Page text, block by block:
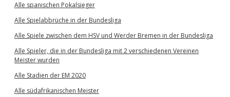
Alle spanischen Pokalsieger
Alle Spielabbrüche in der Bundesliga
Alle Spiele zwischen dem HSV und Werder Bremen in der Bundesliga
Alle Spieler, die in der Bundesliga mit 2 verschiedenen Vereinen
Meister wurden
Alle Stadien der EM 2020
Alle südafrikanischen Meister